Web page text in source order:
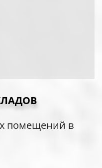
помещений в